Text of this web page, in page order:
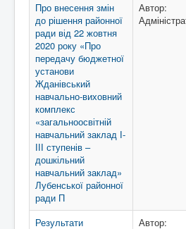
Про внесення змін
до рішення районної
ради від 22 жовтня
2020 року «Про
передачу бюджетної
установи
Жданівський
навчально-виховний
комплекс
«загальноосвітній
навчальний заклад І-
ІІІ ступенів –
дошкільний
навчальний заклад»
Лубенської районної
ради П
Автор:
Результати
Автор: